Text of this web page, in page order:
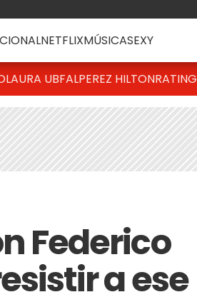
NETFLIXMÚSICASEXY
LAURA UBFALPEREZ HILTONRATING
Federico
a ese